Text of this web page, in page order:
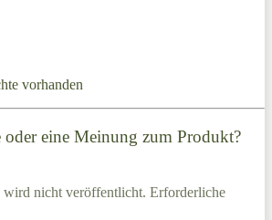
vorhanden
oder eine Meinung zum Produkt?
nicht veröffentlicht. Erforderliche